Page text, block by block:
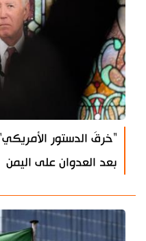
"خرقَ الدستور
بعد العدوان على اليمن